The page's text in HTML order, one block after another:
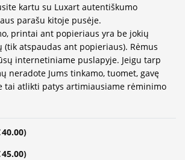
kartu su Luxart autentiškumo
parašu kitoje pusėje.
printai ant popieriaus yra be jokių
atspaudas ant popieriaus). Rėmus
internetiniame puslapyje. Jeigu tarp
neradote Jums tinkamo, tuomet, gavę
tai atlikti patys artimiausiame rėminimo
40.00)
45.00)